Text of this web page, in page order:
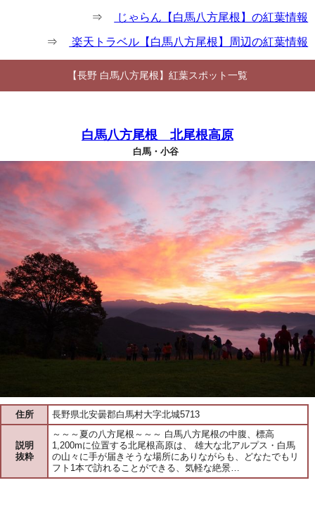
⇒ じゃらん【白馬八方尾根】の紅葉情報
⇒ 楽天トラベル【白馬八方尾根】周辺の紅葉情報
【長野 白馬八方尾根】紅葉スポット一覧
白馬八方尾根 北尾根高原
白馬・小谷
住所 長野県北安曇郡白馬村大字北城5713
説明
抜粋
～～～夏の八方尾根～～～ 白馬八方尾根の中腹、標高
1,200mに位置する北尾根高原は、 雄大な北アルプス・白馬
の山々に手が届きそうな場所にありながらも、どなたでもリ
フト1本で訪れることができる、気軽な絶景…